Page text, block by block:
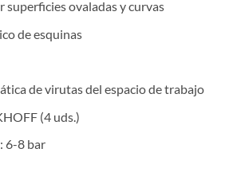
superficies ovaladas y curvas
de esquinas
de virutas del espacio de trabajo
(4 uds.)
6-8 bar